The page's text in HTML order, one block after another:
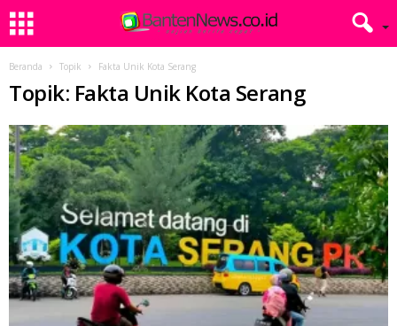
Beranda Topik Fakta Unik Kota Serang
Topik: Fakta Unik Kota Serang